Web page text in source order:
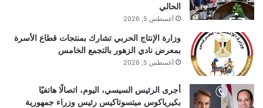
الحالي
أغسطس 5, 2026
وزارة الإنتاج الحربي تشارك بمنتجات قطاع الأسرة
بمعرض نادي الزهور بالتجمع الخامس
أغسطس 5, 2026
أجرى الرئيس السيسي، اليوم، اتصالًا هاتفيًا
بكيرياكوس ميتسوتاكيس رئيس وزراء جمهورية